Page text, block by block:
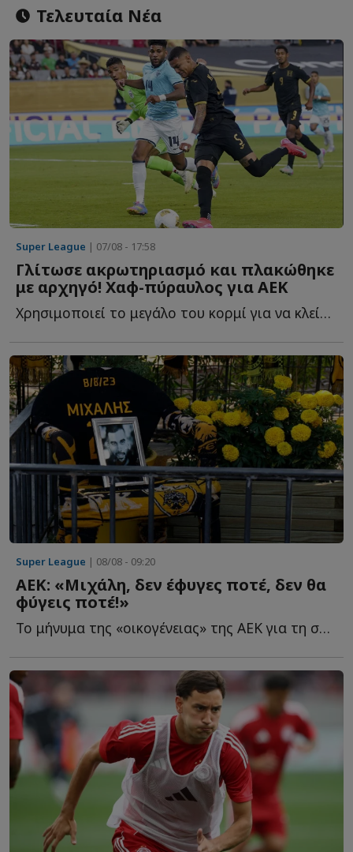
Τελευταία Νέα
Super League | 07/08 - 17:58
Γλίτωσε ακρωτηριασμό και πλακώθηκε
με αρχηγό! Χαφ-πύραυλος για ΑΕΚ
Χρησιμοποιεί το μεγάλο του κορμί για να κλείσει χώρους, ν...
Super League | 08/08 - 09:20
ΑΕΚ: «Μιχάλη, δεν έφυγες ποτέ, δεν θα
φύγεις ποτέ!»
Το μήνυμα της «οικογένειας» της ΑΕΚ για τη συμπλήρωση τ...